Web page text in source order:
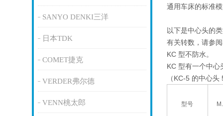
SANYO DENKI三洋
日本TDK
COMET捷克
VERDER弗尔德
VENN桃太郎
通用车床的标准
以下是中心头的
有关转数，请参
KC 型不防水。
KC 型有一个中心
（KC-5 的中心
型号